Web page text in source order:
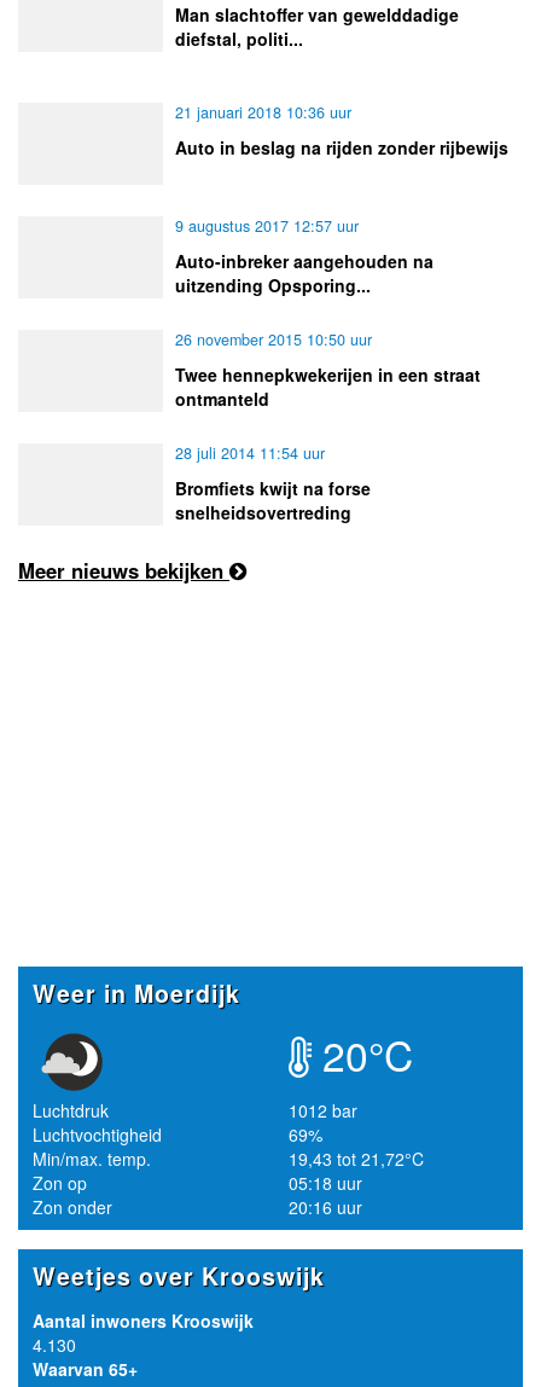
Man slachtoffer van gewelddadige
diefstal, politi...
21 januari 2018 10:36 uur
Auto in beslag na rijden zonder rijbewijs
9 augustus 2017 12:57 uur
Auto-inbreker aangehouden na
uitzending Opsporing...
26 november 2015 10:50 uur
Twee hennepkwekerijen in een straat
ontmanteld
28 juli 2014 11:54 uur
Bromfiets kwijt na forse
snelheidsovertreding
Meer nieuws bekijken
Weer in Moerdijk
20°C
Luchtdruk
1012 bar
Luchtvochtigheid
69%
Min/max. temp.
19,43 tot 21,72°C
Zon op
05:18 uur
Zon onder
20:16 uur
Weetjes over Krooswijk
Aantal inwoners Krooswijk
4.130
Waarvan 65+